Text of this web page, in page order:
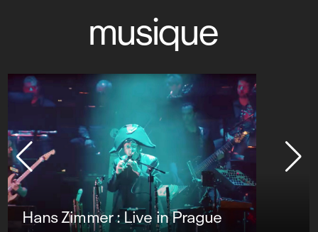
musique
Hans Zimmer : Live in Prague